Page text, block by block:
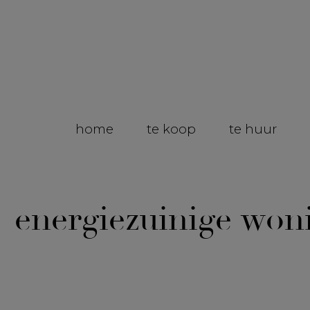
home te koop te huur
energiezuinige